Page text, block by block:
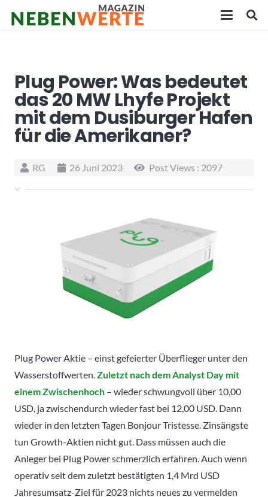
Plug Power: Was bedeutet
das 20 MW Lhyfe Projekt
mit dem Dusiburger Hafen
für die Amerikaner?
RG 26 Juni 2023 Post Views : 2097
Plug Power Aktie – einst gefeierter Überflieger unter den
Wasserstoffwerten.Zuletzt nach dem Analyst Day mit
einem Zwischenhoch – wieder schwungvoll über 10,00
USD, ja zwischendurch wieder fast bei 12,00 USD. Dann
wieder in den letzten Tagen Bonjour Tristesse. Zinsängste
tun Growth-Aktien nicht gut. Dass müssen auch die
Anleger bei Plug Power schmerzlich erfahren. Auch wenn
operativ seit dem zuletzt bestätigten 1,4 Mrd USD
Jahresumsatz-Ziel für 2023 nichts neues zu vermelden